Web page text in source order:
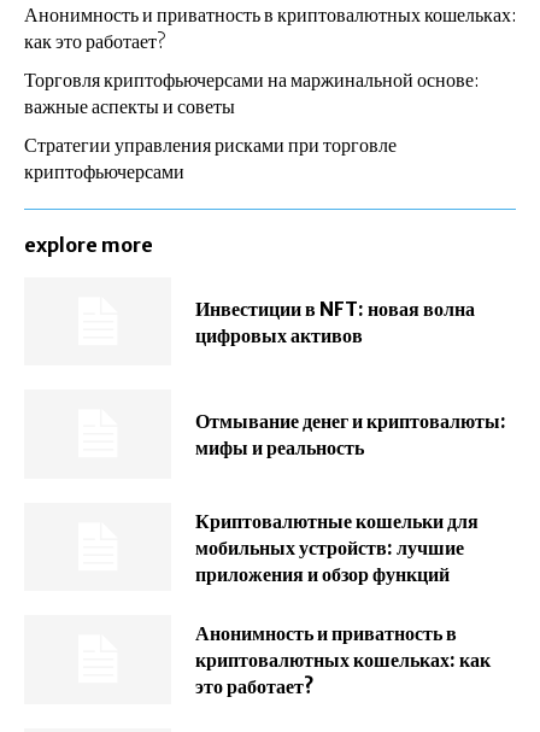
Анонимность и приватность в криптовалютных кошельках:
как это работает?
Торговля криптофьючерсами на маржинальной основе:
важные аспекты и советы
Стратегии управления рисками при торговле
криптофьючерсами
explore more
Инвестиции в NFT: новая волна
цифровых активов
Отмывание денег и криптовалюты:
мифы и реальность
Криптовалютные кошельки для
мобильных устройств: лучшие
приложения и обзор функций
Анонимность и приватность в
криптовалютных кошельках: как
это работает?